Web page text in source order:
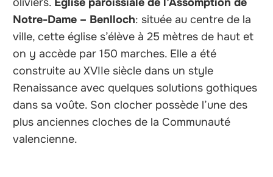
Notre-Dame – Benlloch: située au centre de la
ville, cette église s’élève à 25 mètres de haut et
on y accède par 150 marches. Elle a été
construite au XVIIe siècle dans un style
Renaissance avec quelques solutions gothiques
dans sa voûte. Son clocher possède l’une des
plus anciennes cloches de la Communauté
valencienne.